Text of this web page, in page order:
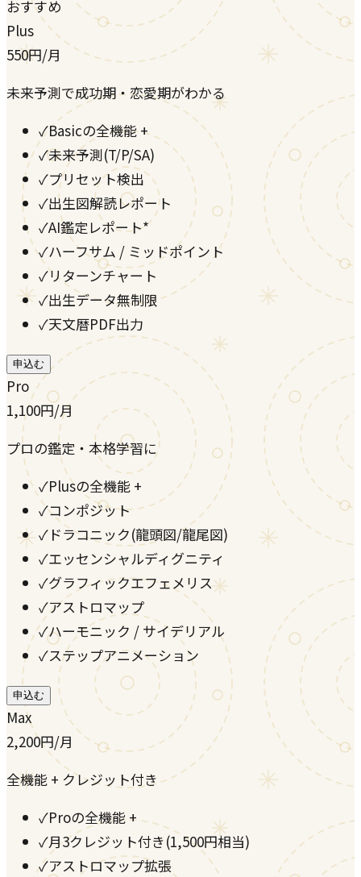
おすすめ
Plus
550円/月
未来予測で成功期・恋愛期がわかる
✓Basicの全機能 +
✓未来予測(T/P/SA)
✓プリセット検出
✓出生図解読レポート
✓AI鑑定レポート*
✓ハーフサム / ミッドポイント
✓リターンチャート
✓出生データ無制限
✓天文暦PDF出力
申込む
Pro
1,100円/月
プロの鑑定・本格学習に
✓Plusの全機能 +
✓コンポジット
✓ ドラコニック(龍頭図/龍尾図)
✓エッセンシャルディグニティ
✓グラフィックエフェメリス
✓アストロマップ
✓ハーモニック / サイデリアル
✓ステップアニメーション
申込む
Max
2,200円/月
全機能 + クレジット付き
✓Proの全機能 +
✓月3クレジット付き(1,500円相当)
✓アストロマップ拡張